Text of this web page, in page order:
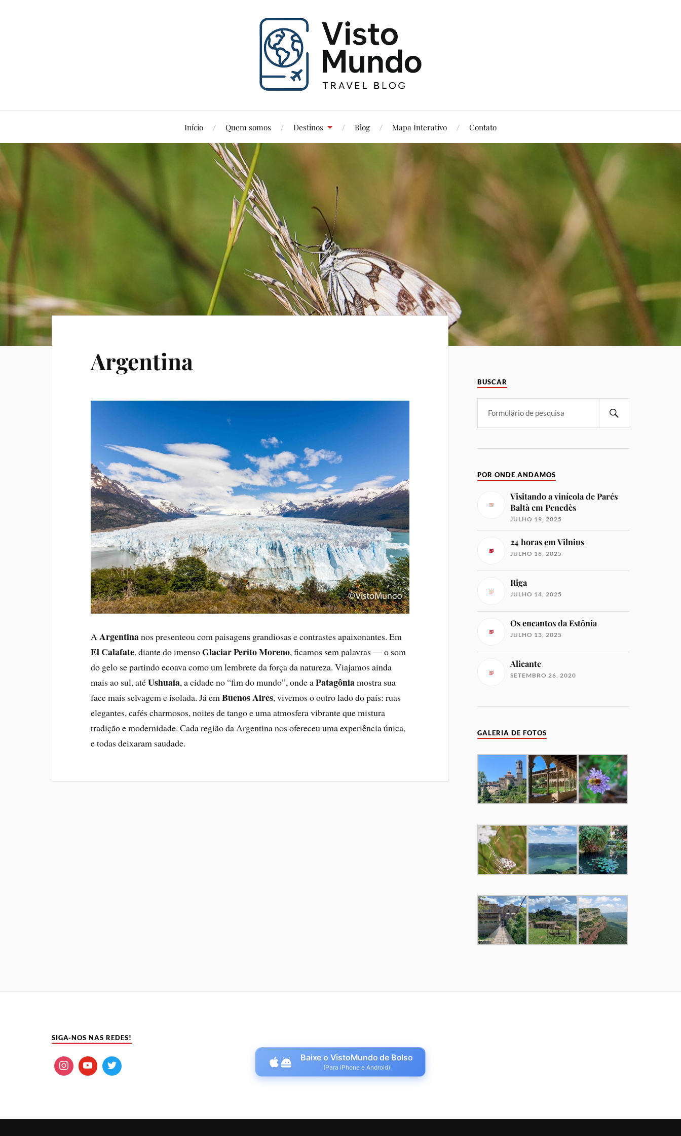
Início Quem somos Destinos Blog Mapa Interativo Contato
Argentina
A Argentinanos presenteou com paisagens grandiosas e contrastes apaixonantes. Em
El Calafate, diante do imensoGlaciar Perito Moreno, ficamos sem palavras — o som
do gelo se partindo ecoava como um lembrete da força da natureza. Viajamos ainda
mais ao sul, atéUshuaia, a cidade no “fim do mundo”, onde aPatagôniamostra sua
face mais selvagem e isolada. Já emBuenos Aires, vivemos o outro lado do país: ruas
elegantes, cafés charmosos, noites de tango e uma atmosfera vibrante que mistura
tradição e modernidade. Cada região da Argentina nos ofereceu uma experiência única,
e todas deixaram saudade.
BUSCAR
POR ONDE ANDAMOS
Visitando a vinícola de Parés
Baltà em Penedès
JULHO 19, 2025
24 horas em Vilnius
JULHO 16, 2025
Riga
JULHO 14, 2025
Os encantos da Estônia
JULHO 13, 2025
Alicante
SETEMBRO 26, 2020
GALERIA DE FOTOS
SIGA-NOS NAS REDES!
Baixe o VistoMundo de Bolso
(Para iPhone e Android)